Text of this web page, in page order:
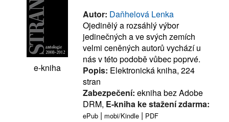
e-kniha
Autor: Daňhelová Lenka
Ojedinělý a rozsáhlý výbor
jedinečných a ve svých zemích
velmi ceněných autorů vychází u
nás v této podobě vůbec poprvé.
Popis: Elektronická kniha, 224
stran
Zabezpečení: ekniha bez Adobe
DRM, E-kniha ke stažení zdarma:
ePub | mobi/Kindle | PDF